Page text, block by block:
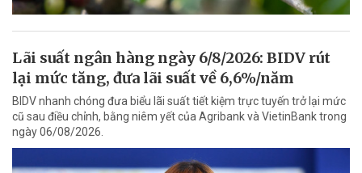
Lãi suất ngân hàng ngày 6/8/2026: BIDV rút
lại mức tăng, đưa lãi suất về 6,6%/năm
BIDV nhanh chóng đưa biểu lãi suất tiết kiệm trực tuyến trở lại mức
cũ sau điều chỉnh, bằng niêm yết của Agribank và VietinBank trong
ngày 06/08/2026.